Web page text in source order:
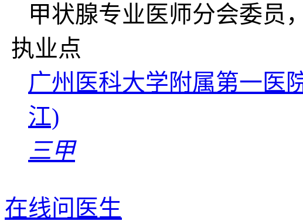
甲状腺专业医师分会委员
执业点
广州医科大学附属第一医
江)
三甲
在线问医生